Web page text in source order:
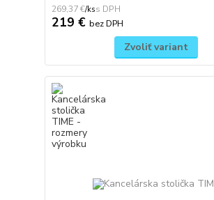
269,37 €/ks
219 € bez DPH
Zvoliť variant